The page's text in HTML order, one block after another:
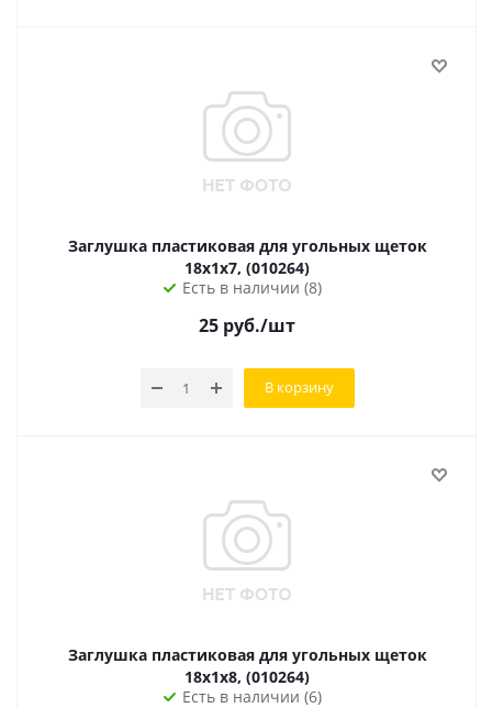
Заглушка пластиковая для угольных щеток
18х1х7, (010264)
Есть в наличии (8)
25 руб./шт
В корзину
Заглушка пластиковая для угольных щеток
18х1х8, (010264)
Есть в наличии (6)